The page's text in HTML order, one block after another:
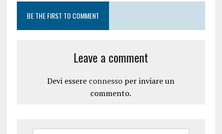
BE THE FIRST TO COMMENT
Leave a comment
Devi essere connesso per inviare un
commento.